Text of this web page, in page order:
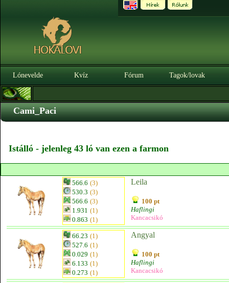
Lónevelde Kvíz Fórum Tagok/lovak
Cami_Paci
Istálló - jelenleg 43 ló van ezen a farmon
566.6 (3)
530.3 (3)
566.6 (3)
1.931 (1)
0.863 (1)
Leila
100 pt
Haflingi
Kancacsikó
66.23 (1)
527.6 (1)
0.029 (1)
6.133 (1)
0.273 (1)
Angyal
100 pt
Haflingi
Kancacsikó